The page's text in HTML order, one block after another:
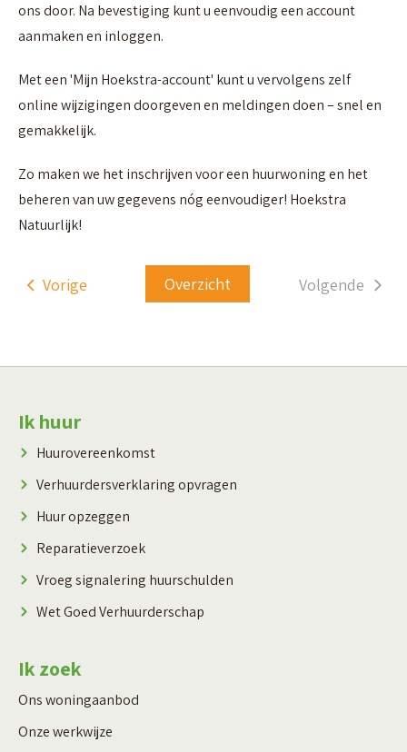
ons door. Na bevestiging kunt u eenvoudig een account
aanmaken en inloggen.
Met een 'Mijn Hoekstra-account' kunt u vervolgens zelf
online wijzigingen doorgeven en meldingen doen – snel en
gemakkelijk.
Zo maken we het inschrijven voor een huurwoning en het
beheren van uw gegevens nóg eenvoudiger! Hoekstra
Natuurlijk!
Volgende
Overzicht
Vorige
Contactinformatie
Ik huur
Huurovereenkomst
Verhuurdersverklaring opvragen
Huur opzeggen
Reparatieverzoek
Vroeg signalering huurschulden
Wet Goed Verhuurderschap
Ik zoek
Ons woningaanbod
Onze werkwijze